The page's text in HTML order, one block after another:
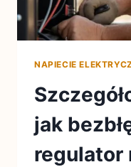
NAPIECIE
jak
regulator